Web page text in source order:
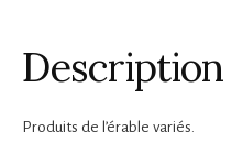
Description
Produits de l’érable variés.